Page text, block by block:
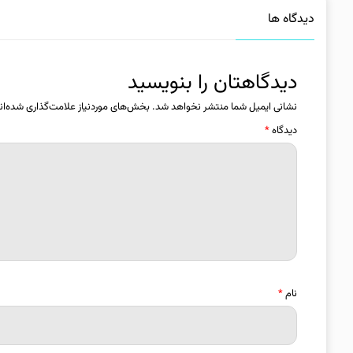
دیدگاه ها
دیدگاهتان را بنویسید
نشانی ایمیل شما منتشر نخواهد شد. بخش‌های موردنیاز علامت‌گذاری
دیدگاه*
نام*